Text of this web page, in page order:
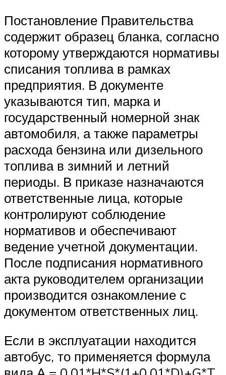
Постановление Правительства
содержит образец бланка, согласно
которому утверждаются нормативы
списания топлива в рамках
предприятия. В документе
указываются тип, марка и
государственный номерной знак
автомобиля, а также параметры
расхода бензина или дизельного
топлива в зимний и летний
периоды. В приказе назначаются
ответственные лица, которые
контролируют соблюдение
нормативов и обеспечивают
ведение учетной документации.
После подписания нормативного
акта руководителем организации
производится ознакомление с
документом ответственных лиц.
Если в эксплуатации находится
автобус, то применяется формула